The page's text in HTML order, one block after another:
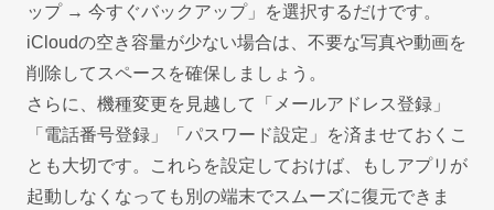
ップ → 今すぐバックアップ」を選択するだけです。
iCloudの空き容量が少ない場合は、不要な写真や動画を
削除してスペースを確保しましょう。
さらに、機種変更を見越して「メールアドレス登録」
「電話番号登録」「パスワード設定」を済ませておくこ
とも大切です。これらを設定しておけば、もしアプリが
起動しなくなっても別の端末でスムーズに復元できま